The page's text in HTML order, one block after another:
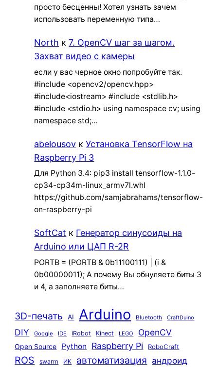
просто бесценны! Хотел узнать зачем
использовать переменную типа…
North к7. OpenCV шаг за шагом.
Захват видео с камеры
если у вас черное окно попробуйте так.
#include <opencv2/opencv.hpp>
#include<iostream> #include <stdlib.h>
#include <stdio.h> using namespace cv; using
namespace std;…
abelousov кУстановка TensorFlow на
Raspberry Pi 3
Для Python 3.4: pip3 install tensorflow-1.1.0-
cp34-cp34m-linux_armv7l.whl
https://github.com/samjabrahams/tensorflow-
on-raspberry-pi
SoftCat к Генератор синусоиды на
Arduino или ЦАП R-2R
PORTB = (PORTB & 0b11100111) | (i &
0b00000011); А почему Вы обнуляете биты 3
и 4, а заполняете биты…
3D-печать AI Arduino Bluetooth CraftDuino
DIY Google IDE iRobot Kinect LEGO OpenCV
Open Source Python Raspberry Pi RoboCraft
ROS swarm ИК автоматизация андроид